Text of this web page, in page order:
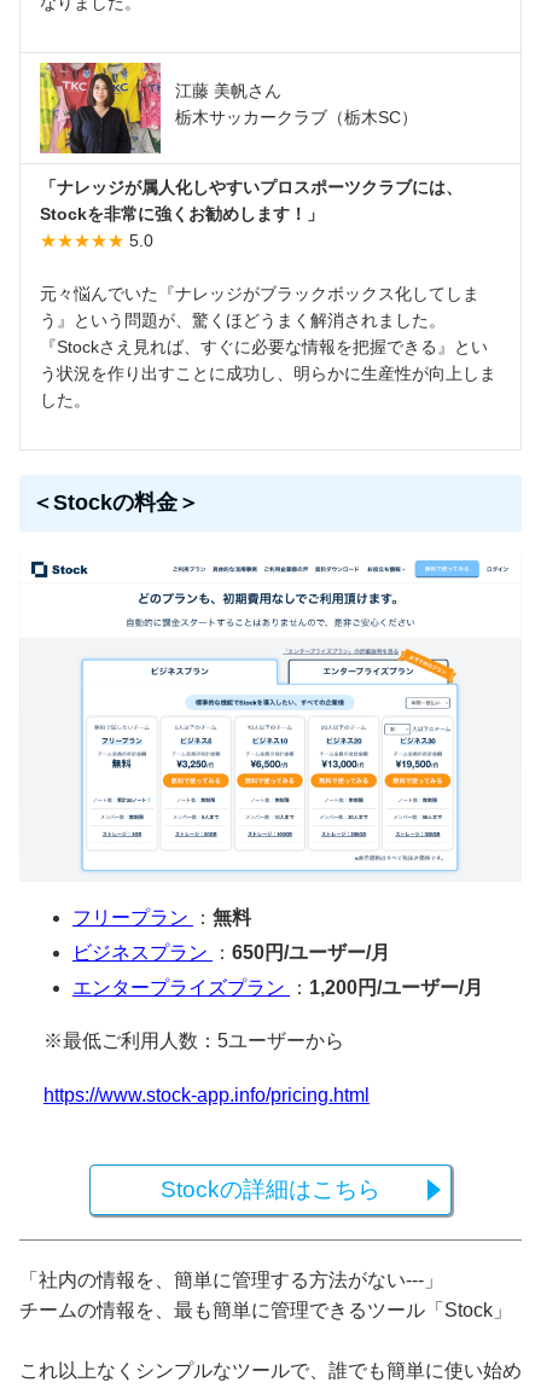
江藤 美帆さん
栃木サッカークラブ（栃木SC）
「ナレッジが属人化しやすいプロスポーツクラブには、
Stockを非常に強くお勧めします！」
★★★★★ 5.0
元々悩んでいた『ナレッジがブラックボックス化してしま
う』という問題が、驚くほどうまく解消されました。
『Stockさえ見れば、すぐに必要な情報を把握できる』とい
う状況を作り出すことに成功し、明らかに生産性が向上しま
した。
＜Stockの料金＞
フリープラン ： 無料
ビジネスプラン
： 650円/ユーザー/月
エンタープライズプラン
： 1,200円/ユーザー/月
※最低ご利用人数：5ユーザーから
https://www.stock-app.info/pricing.html
Stockの詳細はこちら
「社内の情報を、簡単に管理する方法がない---」
チームの情報を、最も簡単に管理できるツール「Stock」
これ以上なくシンプルなツールで、誰でも簡単に使い始め